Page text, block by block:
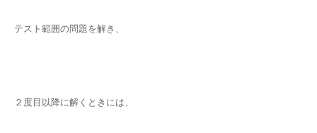
テスト範囲の問題を解き、
２度目以降に解くときには、